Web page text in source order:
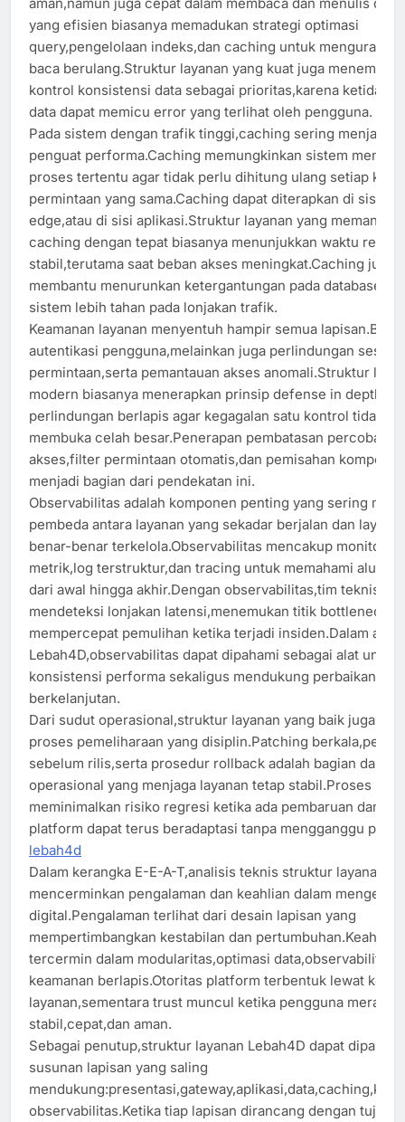
yang efisien biasanya memadukan strategi optimasi
query,pengelolaan indeks,dan caching untuk mengurangi
baca berulang.Struktur layanan yang kuat juga
kontrol konsistensi data sebagai prioritas,karena
data dapat memicu error yang terlihat oleh pengguna.
Pada sistem dengan trafik tinggi,caching sering menjadi
penguat performa.Caching memungkinkan sistem
proses tertentu agar tidak perlu dihitung ulang setiap kali
permintaan yang sama.Caching dapat diterapkan di sisi
edge,atau di sisi aplikasi.Struktur layanan yang
caching dengan tepat biasanya menunjukkan waktu
stabil,terutama saat beban akses meningkat.Caching juga
membantu menurunkan ketergantungan pada database
sistem lebih tahan pada lonjakan trafik.
Keamanan layanan menyentuh hampir semua
autentikasi pengguna,melainkan juga perlindungan
permintaan,serta pemantauan akses anomali.Struktur
modern biasanya menerapkan prinsip defense in
perlindungan berlapis agar kegagalan satu kontrol tidak
membuka celah besar.Penerapan pembatasan percobaan
akses,filter permintaan otomatis,dan pemisahan
menjadi bagian dari pendekatan ini.
Observabilitas adalah komponen penting yang sering
pembeda antara layanan yang sekadar berjalan dan
benar-benar terkelola.Observabilitas mencakup monitoring
metrik,log terstruktur,dan tracing untuk memahami alur
dari awal hingga akhir.Dengan observabilitas,tim teknis
mendeteksi lonjakan latensi,menemukan titik
mempercepat pemulihan ketika terjadi insiden.Dalam
Lebah4D,observabilitas dapat dipahami sebagai alat untuk
konsistensi performa sekaligus mendukung perbaikan
berkelanjutan.
Dari sudut operasional,struktur layanan yang baik juga
proses pemeliharaan yang disiplin.Patching
sebelum rilis,serta prosedur rollback adalah bagian dari
operasional yang menjaga layanan tetap stabil.Proses ini
meminimalkan risiko regresi ketika ada pembaruan dan
platform dapat terus beradaptasi tanpa mengganggu
lebah4d
Dalam kerangka E-E-A-T,analisis teknis struktur layanan
mencerminkan pengalaman dan keahlian dalam
digital.Pengalaman terlihat dari desain lapisan yang
mempertimbangkan kestabilan dan pertumbuhan.Keahlian
tercermin dalam modularitas,optimasi
keamanan berlapis.Otoritas platform terbentuk lewat
layanan,sementara trust muncul ketika pengguna
stabil,cepat,dan aman.
Sebagai penutup,struktur layanan Lebah4D dapat
susunan lapisan yang saling
observabilitas.Ketika tiap lapisan dirancang dengan tujuan